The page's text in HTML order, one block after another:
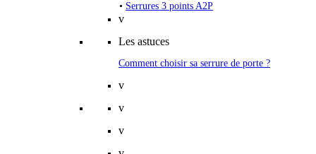
• Serrures 3 points A2P
v
Les astuces
Comment choisir sa serrure de porte ?
v
v
v